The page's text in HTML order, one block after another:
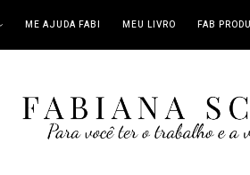
ME AJUDA FABI MEU LIVRO FAB